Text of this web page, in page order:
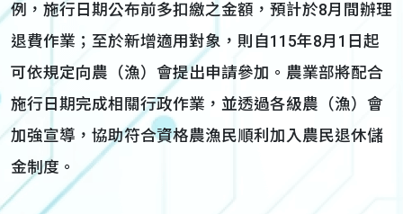
例，施行日期公布前多扣繳之金額，預計於8月間辦理
退費作業；至於新增適用對象，則自115年8月1日起
可依規定向農（漁）會提出申請參加。農業部將配合
施行日期完成相關行政作業，並透過各級農（漁）會
加強宣導，協助符合資格農漁民順利加入農民退休儲
金制度。